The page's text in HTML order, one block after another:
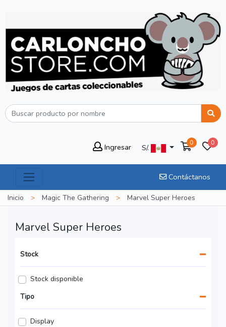
Ingresar S/.
0 0
Contáctanos
Inicio > Magic The Gathering > Marvel Super Heroes
Marvel Super Heroes
Stock
Stock disponible
Tipo
Display